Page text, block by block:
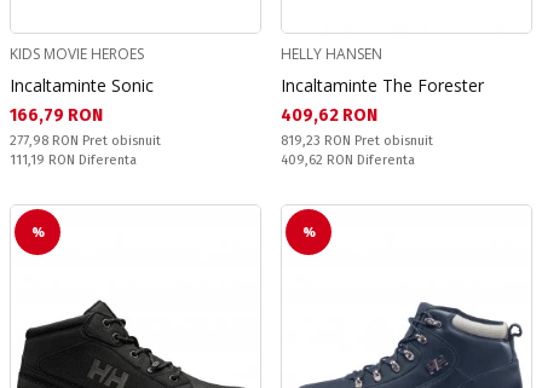
KIDS MOVIE HEROES
Incaltaminte Sonic
Текуща цена:
166,79 RON
Pret obisnuit:
277,98 RON Pret obisnuit
Спестявате:
111,19 RON Diferenta
HELLY HANSEN
Incaltaminte The Forester
Текуща цена:
409,62 RON
Pret obisnuit:
819,23 RON Pret obisnuit
Спестявате:
409,62 RON Diferenta
% %